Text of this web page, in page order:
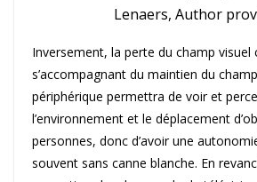
Lenaers, Author
Inversement, la perte du champ visuel
s’accompagnant du maintien du
périphérique permettra de voir et
l’environnement et le déplacement
personnes, donc d’avoir une
souvent sans canne blanche. En